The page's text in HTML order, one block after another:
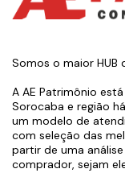
Somos o maior HUB
A AE Patrimônio
Sorocaba e região
um modelo de
com seleção das
partir de uma
comprador, sejam